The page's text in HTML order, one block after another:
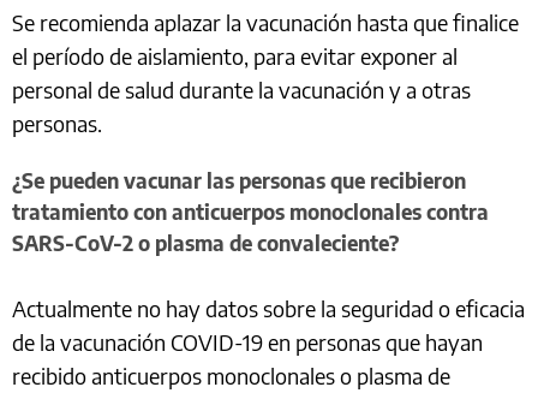
Se recomienda aplazar la vacunación hasta que finalice
el período de aislamiento, para evitar exponer al
personal de salud durante la vacunación y a otras
personas.
¿Se pueden vacunar las personas que recibieron
tratamiento con anticuerpos monoclonales contra
SARS-CoV-2 o plasma de convaleciente?
Actualmente no hay datos sobre la seguridad o eficacia
de la vacunación COVID-19 en personas que hayan
recibido anticuerpos monoclonales o plasma de